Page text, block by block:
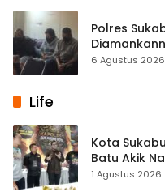
Polres
Kasus Sabu
6 Agustus 2026
Life
Kota
Batu Akik
1 Agustus 2026